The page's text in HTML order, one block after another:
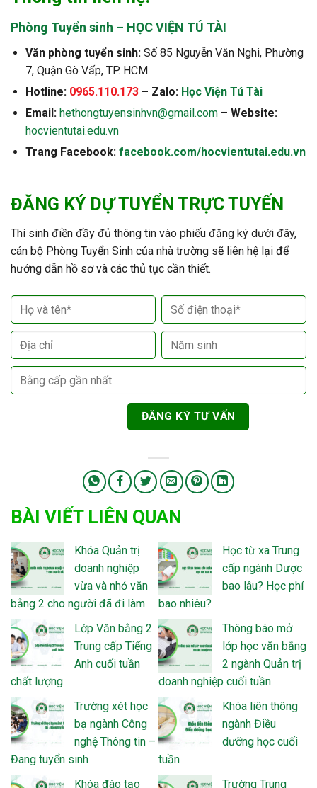
Phòng Tuyển sinh – HỌC VIỆN TÚ TÀI
Văn phòng tuyển sinh:Số 85 Nguyễn Văn Nghi, Phường
7, Quận Gò Vấp, TP. HCM.
Hotline: 0965.110.173– Zalo: Học Viện Tú Tài
Email: hethongtuyensinhvn@gmail.com– Website:
hocvientutai.edu.vn
Trang Facebook: facebook.com/hocvientutai.edu.vn
ĐĂNG KÝ DỰ TUYỂN TRỰC TUYẾN
Thí sinh điền đầy đủ thông tin vào phiếu đăng ký dưới đây,
cán bộ Phòng Tuyển Sinh của nhà trường sẽ liên hệ lại để
hướng dẫn hồ sơ và các thủ tục cần thiết.
BÀI VIẾT LIÊN QUAN
Khóa Quản trị
doanh nghiệp
vừa và nhỏ văn
bằng 2 cho người đã đi làm
Học từ xa Trung
cấp ngành Dược
bao lâu? Học phí
bao nhiêu?
Lớp Văn bằng 2
Trung cấp Tiếng
Anh cuối tuần
chất lượng
Thông báo mở
lớp học văn bằng
2 ngành Quản trị
doanh nghiệp cuối tuần
Trường xét học
bạ ngành Công
nghệ Thông tin –
Đang tuyển sinh
Khóa liên thông
ngành Điều
dưỡng học cuối
tuần
Khóa đào tạo
Trường Trung